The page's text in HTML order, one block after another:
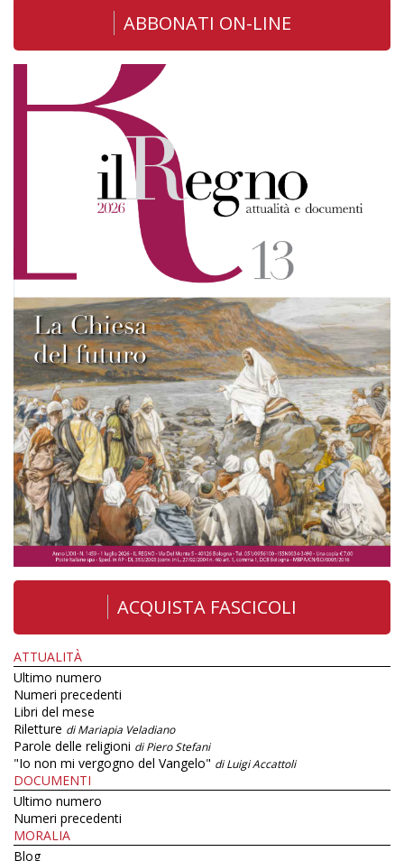
ABBONATI ON-LINE
ACQUISTA FASCICOLI
ATTUALITÀ
Ultimo numero
Numeri precedenti
Libri del mese
Riletture di Mariapia Veladiano
Parole delle religioni di Piero Stefani
"Io non mi vergogno del Vangelo" di Luigi Accattoli
DOCUMENTI
Ultimo numero
Numeri precedenti
MORALIA
Blog